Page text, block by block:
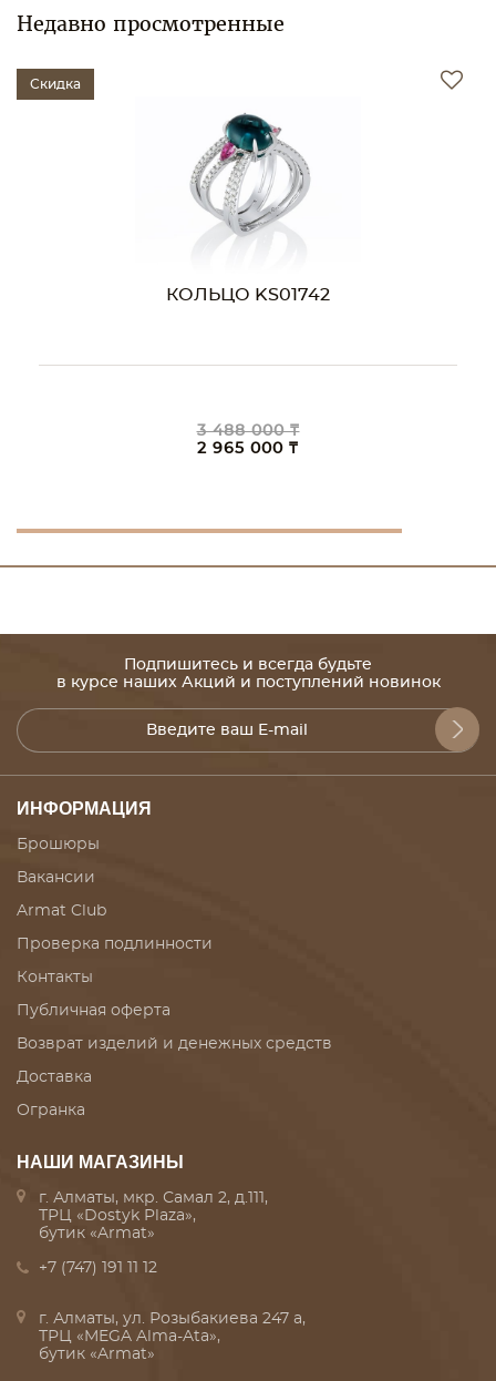
Недавно просмотренные
Скидка
КОЛЬЦО KS01742
3 488 000 ₸
2 965 000 ₸
Подпишитесь и всегда будьте
в курсе наших Акций и поступлений новинок
ИНФОРМАЦИЯ
Брошюры
Вакансии
Armat Club
Проверка подлинности
Контакты
Публичная оферта
Возврат изделий и денежных средств
Доставка
Огранка
НАШИ МАГАЗИНЫ
г. Алматы, мкр. Самал 2, д.111,
ТРЦ «Dostyk Plaza»,
бутик «Armat»
+7 (747) 191 11 12
г. Алматы, ул. Розыбакиева 247 а,
ТРЦ «MEGA Alma-Ata»,
бутик «Armat»